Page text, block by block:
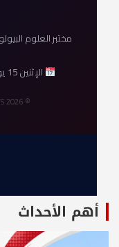
الإثنين 15 يونيو 2026 |
© 2026 ESSTS — جميع الحقوق محفوظة
أهم الأحداث